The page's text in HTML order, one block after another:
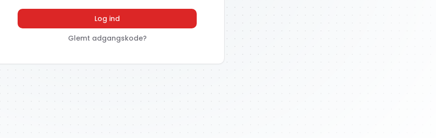
Log ind
Glemt adgangskode?